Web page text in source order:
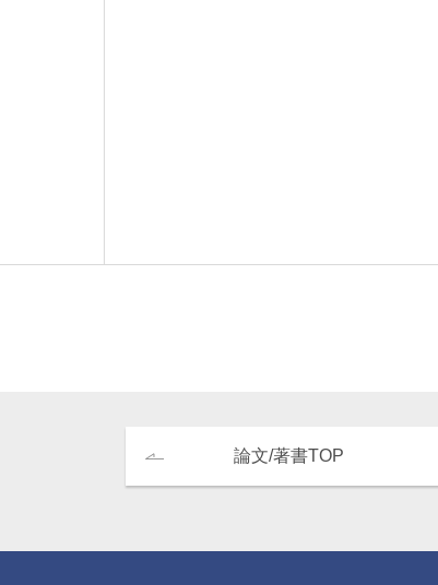
論文/著書TOP